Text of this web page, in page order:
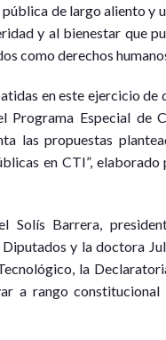
de largo aliento y
y al bienestar que
como derechos
en este ejercicio de
Especial de
las propuestas
en CTI”,
Barrera,
y la doctora
la
a rango